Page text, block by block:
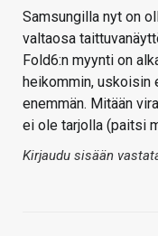
Samsungilla nyt on
valtaosa
Fold6:n myynti on
heikommin,
enemmän. Mitään
ei ole tarjolla (paitsi
Kirjaudu sisään